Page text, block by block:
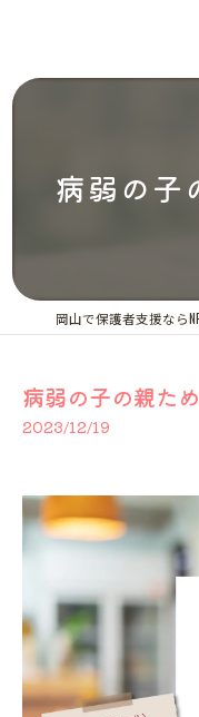
病弱の子
病弱の子の親た
2023/12/19